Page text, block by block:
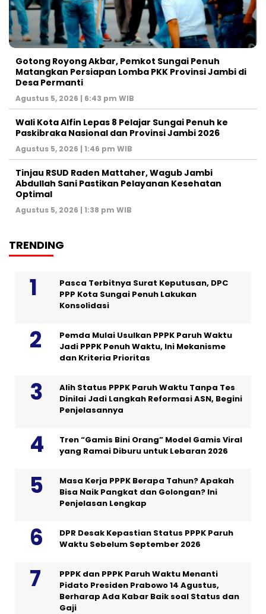
Gotong Royong Akbar, Pemkot Sungai Penuh
Matangkan Persiapan Lomba PKK Provinsi Jambi di
Desa Permanti
Agustus 5, 2026 | 6:43 pm WIB
Wali Kota Alfin Lepas 8 Pelajar Sungai Penuh ke
Paskibraka Nasional dan Provinsi Jambi 2026
Agustus 5, 2026 | 1:46 pm WIB
Tinjau RSUD Raden Mattaher, Wagub Jambi
Abdullah Sani Pastikan Pelayanan Kesehatan
Optimal
Agustus 5, 2026 | 1:38 pm WIB
TRENDING
Pasca Terbitnya Surat Keputusan, DPC
PPP Kota Sungai Penuh Lakukan
Konsolidasi
Pemda Mulai Usulkan PPPK Paruh Waktu
Jadi PPPK Penuh Waktu, Ini Mekanisme
dan Kriteria Prioritas
Alih Status PPPK Paruh Waktu Tanpa Tes
Dinilai Jadi Langkah Reformasi ASN, Begini
Penjelasannya
Tren “Gamis Bini Orang” Model Gamis Viral
yang Ramai Diburu untuk Lebaran 2026
Masa Kerja PPPK Berapa Tahun? Apakah
Bisa Naik Pangkat dan Golongan? Ini
Penjelasan Lengkap
DPR Desak Kepastian Status PPPK Paruh
Waktu Sebelum September 2026
PPPK dan PPPK Paruh Waktu Menanti
Pidato Presiden Prabowo 14 Agustus,
Berharap Ada Kabar Baik soal Status dan
Gaji